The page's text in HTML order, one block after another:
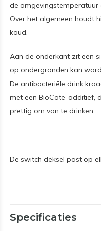
de omgevingstemperatuur
Over het algemeen houdt
koud.
Aan de onderkant zit een
op ondergronden kan
De antibacteriële drink
met een BioCote-additief,
prettig om van te drinken.
De switch deksel past op
Specificaties